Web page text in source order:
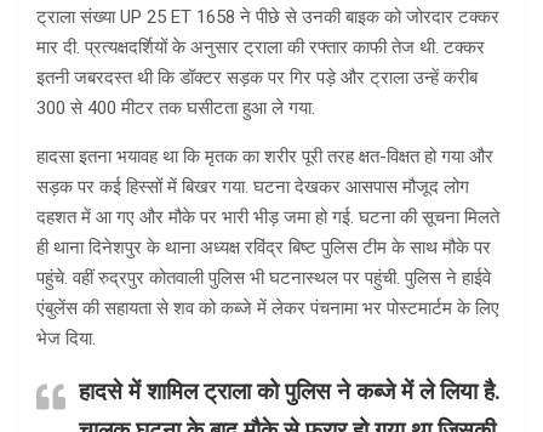
ट्राला संख्या UP 25 ET 1658 ने पीछे से उनकी बाइक को जोरदार टक्कर
मार दी. प्रत्यक्षदर्शियों के अनुसार ट्राला की रफ्तार काफी तेज थी. टक्कर
इतनी जबरदस्त थी कि डॉक्टर सड़क पर गिर पड़े और ट्राला उन्हें करीब
300 से 400 मीटर तक घसीटता हुआ ले गया.
हादसा इतना भयावह था कि मृतक का शरीर पूरी तरह क्षत-विक्षत हो गया और
सड़क पर कई हिस्सों में बिखर गया. घटना देखकर आसपास मौजूद लोग
दहशत में आ गए और मौके पर भारी भीड़ जमा हो गई. घटना की सूचना मिलते
ही थाना दिनेशपुर के थाना अध्यक्ष रविंद्र बिष्ट पुलिस टीम के साथ मौके पर
पहुंचे. वहीं रुद्रपुर कोतवाली पुलिस भी घटनास्थल पर पहुंची. पुलिस ने हाईवे
एंबुलेंस की सहायता से शव को कब्जे में लेकर पंचनामा भर पोस्टमार्टम के लिए
भेज दिया.
हादसे में शामिल ट्राला को पुलिस ने कब्जे में ले लिया है.